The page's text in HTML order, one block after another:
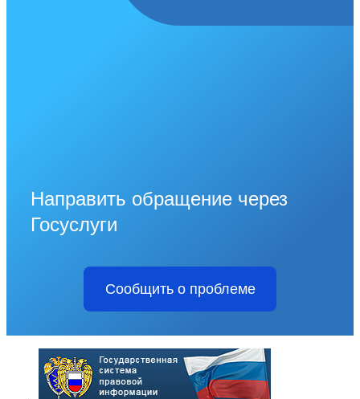
Направить обращение через
Госуслуги
Сообщить о проблеме